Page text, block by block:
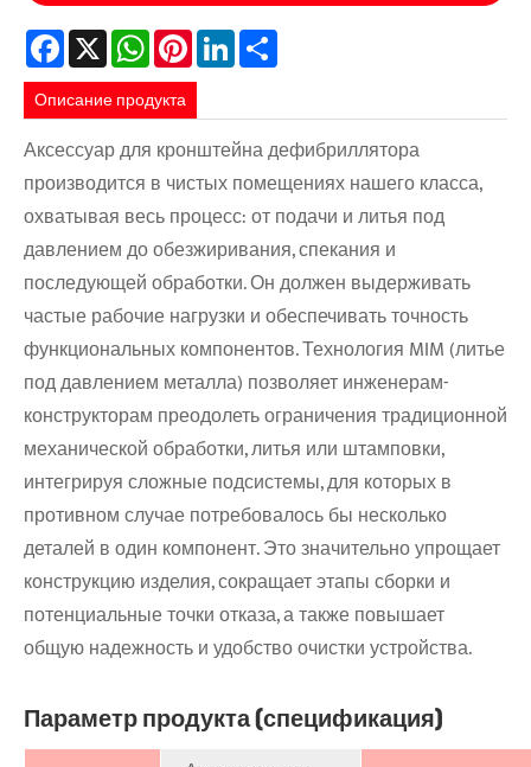
Facebook
X WhatsAppPinterestLinkedIn
Описание продукта
Аксессуар для кронштейна дефибриллятора
производится в чистых помещениях нашего класса,
охватывая весь процесс: от подачи и литья под
давлением до обезжиривания, спекания и
последующей обработки. Он должен выдерживать
частые рабочие нагрузки и обеспечивать точность
функциональных компонентов. Технология MIM (литье
под давлением металла) позволяет инженерам-
конструкторам преодолеть ограничения традиционной
механической обработки, литья или штамповки,
интегрируя сложные подсистемы, для которых в
противном случае потребовалось бы несколько
деталей в один компонент. Это значительно упрощает
конструкцию изделия, сокращает этапы сборки и
потенциальные точки отказа, а также повышает
общую надежность и удобство очистки устройства.
Параметр продукта (спецификация)